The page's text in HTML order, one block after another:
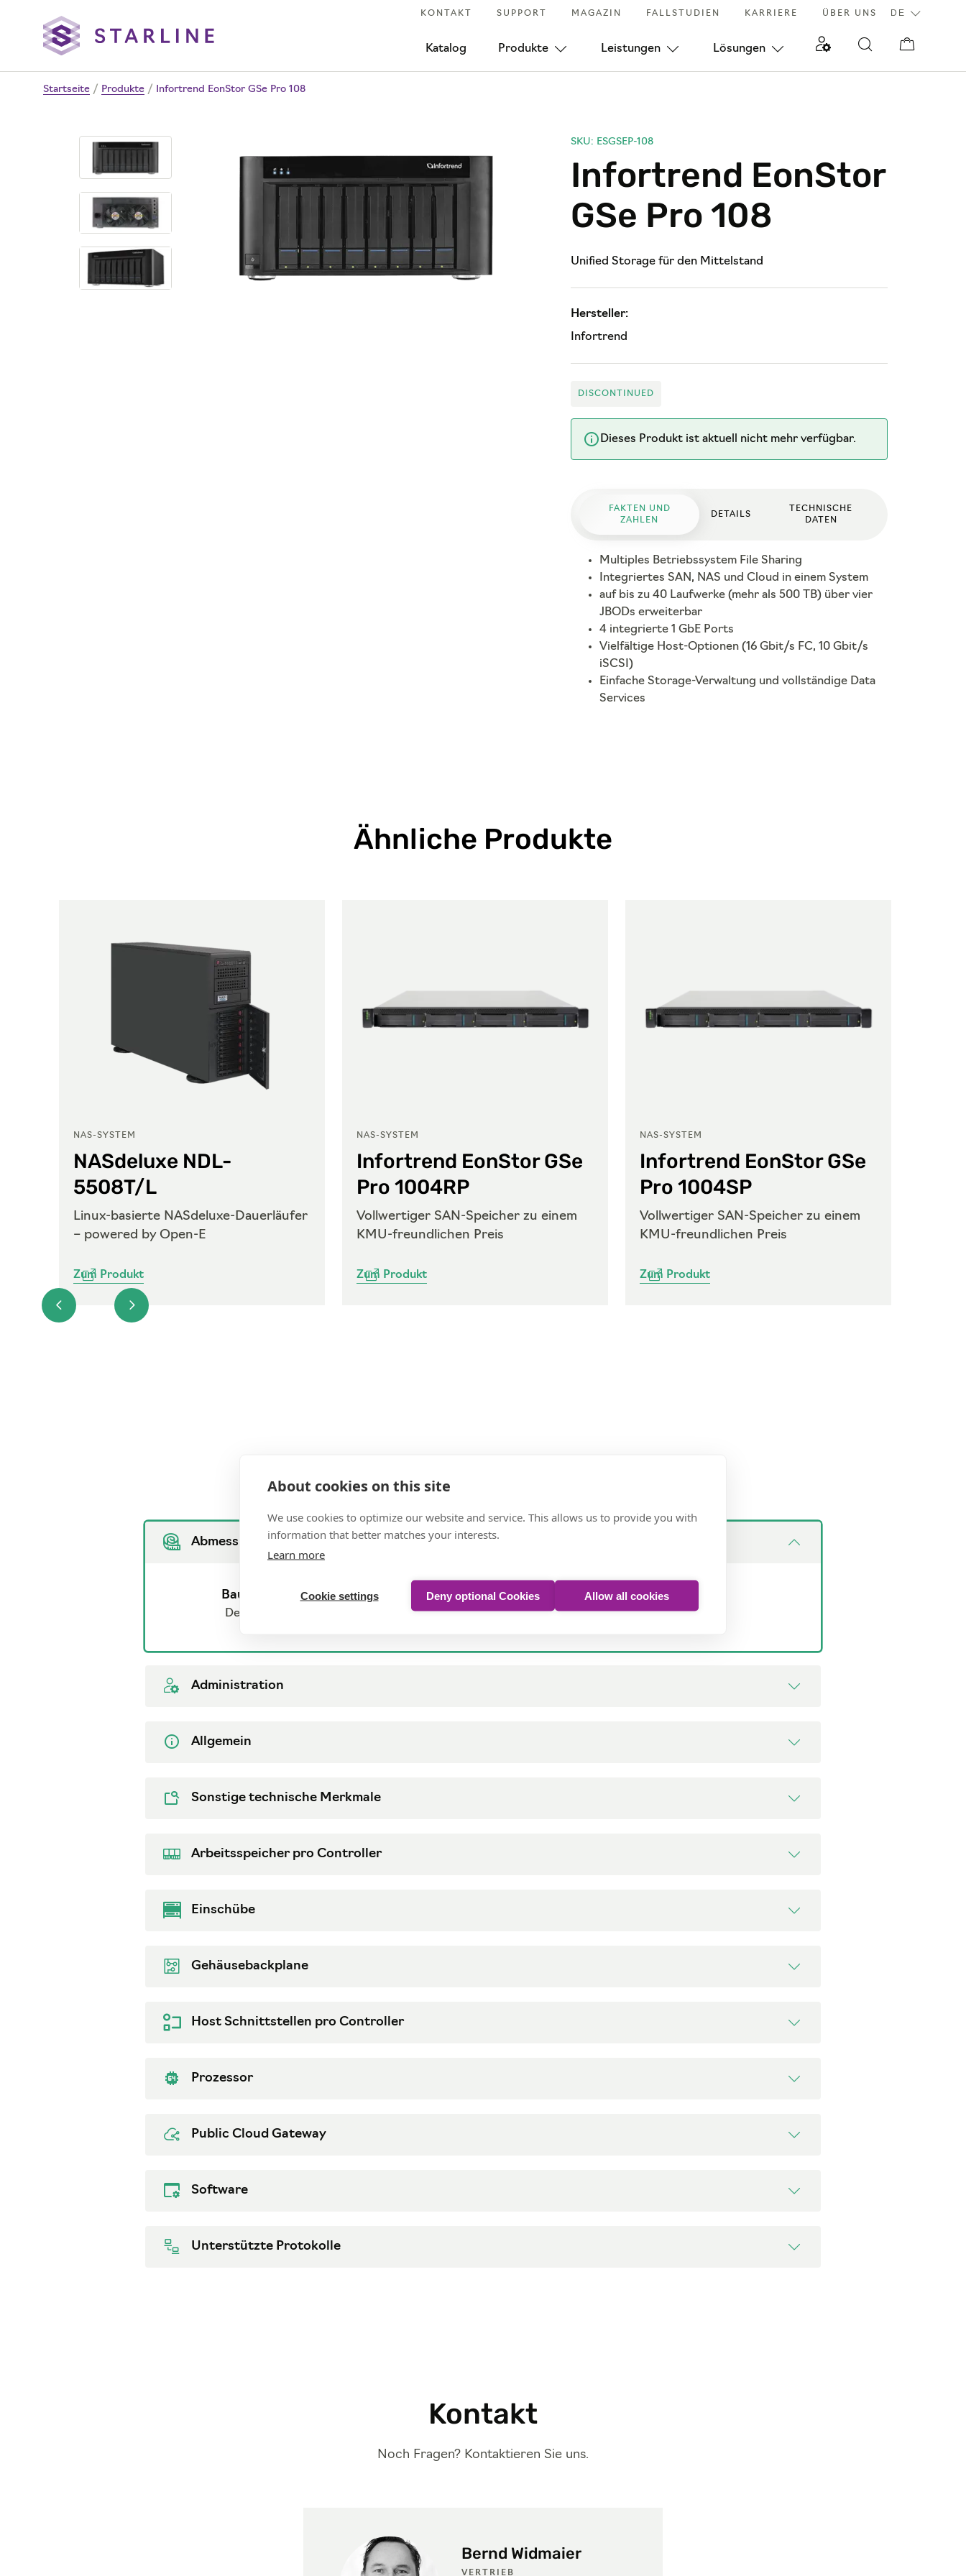
KONTAKT SUPPORT MAGAZIN FALLSTUDIEN KARRIERE ÜBER UNS
Katalog Produkte Leistungen Lösungen
Startseite / Produkte / Infortrend EonStor GSe Pro 108
SKU: ESGSEP-108
Infortrend EonStor
GSe Pro 108
Unified Storage für den Mittelstand
Hersteller:
Infortrend
DISCONTINUED
Dieses Produkt ist aktuell nicht mehr verfügbar.
FAKTEN UND
ZAHLEN
DETAILS
TECHNISCHE
DATEN
Multiples Betriebssystem File Sharing
Integriertes SAN, NAS und Cloud in einem System
auf bis zu 40 Laufwerke (mehr als 500 TB) über vier
JBODs erweiterbar
4 integrierte 1 GbE Ports
Vielfältige Host-Optionen (16 Gbit/s FC, 10 Gbit/s
iSCSI)
Einfache Storage-Verwaltung und vollständige Data
Services
Ähnliche Produkte
NAS-SYSTEM
NASdeluxe NDL-
5508T/L
Linux-basierte NASdeluxe-Dauerläufer
– powered by Open-E
Zum Produkt
NAS-SYSTEM
Infortrend EonStor GSe
Pro 1004RP
Vollwertiger SAN-Speicher zu einem
KMU-freundlichen Preis
Zum Produkt
NAS-SYSTEM
Infortrend EonStor GSe
Pro 1004SP
Vollwertiger SAN-Speicher zu einem
KMU-freundlichen Preis
Zum Produkt
Technische Daten
Abmessung und Gewicht
Bauform
Desktop
Administration
Allgemein
Sonstige technische Merkmale
Arbeitsspeicher pro Controller
Einschübe
Gehäusebackplane
Host Schnittstellen pro Controller
Prozessor
Public Cloud Gateway
Software
Unterstützte Protokolle
Kontakt
Noch Fragen? Kontaktieren Sie uns.
Bernd Widmaier
VERTRIEB
About cookies on this site
We use cookies to optimize our website and service. This allows us to provide you with
information that better matches your interests.
Learn more
Cookie settings Deny optional Cookies Allow all cookies